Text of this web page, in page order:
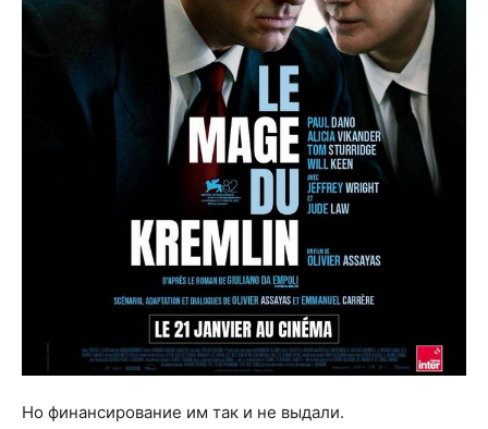
Но финансирование им так и не выдали.